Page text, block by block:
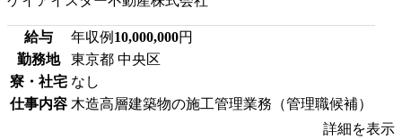
給与 年収例 10,000,000円
勤務地
東京都 中央区
寮・社宅 なし
仕事内容 木造高層建築物の施工管理業務（管理職候補）
詳細を表示